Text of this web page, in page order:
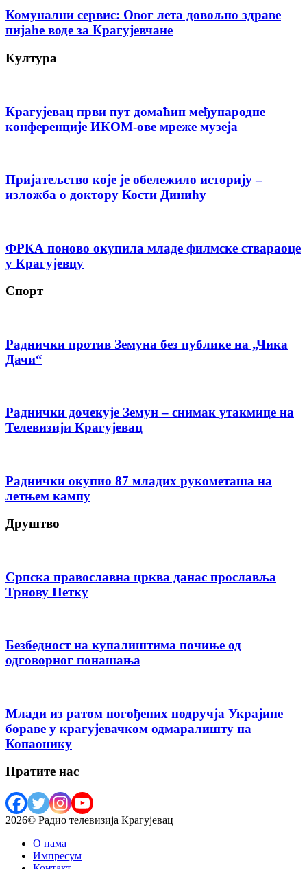
Комунални сервис: Овог лета довољно здраве
пијаће воде за Крагујевчане
Култура
Крагујевац први пут домаћин међународне
конференције ИКОМ-ове мреже музеја
Пријатељство које је обележило историју –
изложба о доктору Кости Динићу
ФРКА поново окупила младе филмске ствараоце
у Крагујевцу
Спорт
Раднички против Земуна без публике на „Чика
Дачи“
Раднички дочекује Земун – снимак утакмице на
Телевизији Крагујевац
Раднички окупио 87 младих рукометаша на
летњем кампу
Друштво
Српска православна црква данас прославља
Трнову Петку
Безбедност на купалиштима почиње од
одговорног понашања
Млади из ратом погођених подручја Украјине
бораве у крагујевачком одмаралишту на
Копаонику
Пратите нас
2026© Радио телевизија Крагујевац
О нама
Импресум